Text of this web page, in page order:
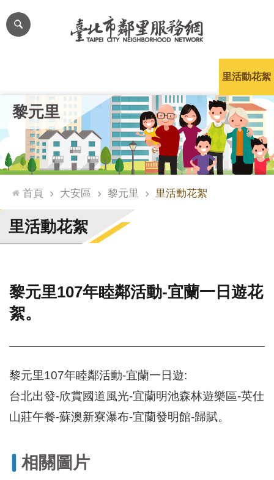
跳到主要內容區塊
網
站
台
通
臺
北
市
門
牌
整
檢
系
文
化
資
黎元里
里活動花絮
首頁 大安區 黎元里 里活動花絮
里活動花絮
黎元里107年睦鄰活動-宜蘭一日遊花
絮。
黎元里107年睦鄰活動-宜蘭一日遊:
台北出發-欣賞國道風光-宜蘭明池森林遊樂區-英仕
山莊午餐-蘇澳新寮瀑布-宜蘭發明館-歸賦。
相關圖片